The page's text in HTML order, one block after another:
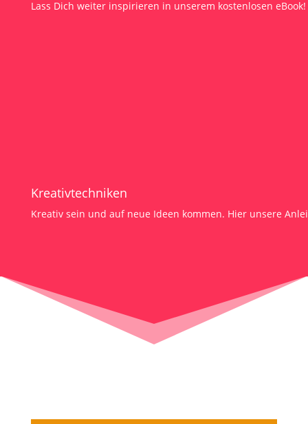
Lass Dich weiter inspirieren in unserem kostenlosen eBook!
Kreativtechniken
Kreativ sein und auf neue Ideen kommen. Hier unsere